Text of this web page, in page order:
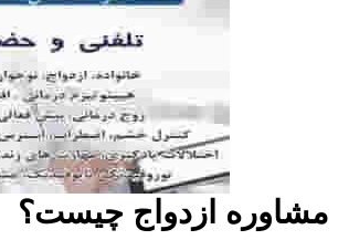
مشاوره ازدواج چیست؟